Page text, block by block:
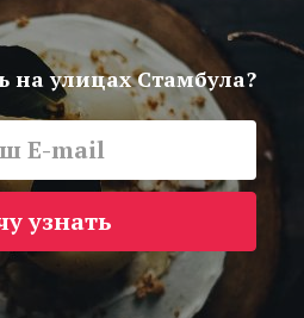
на улицах Стамбула?
узнать